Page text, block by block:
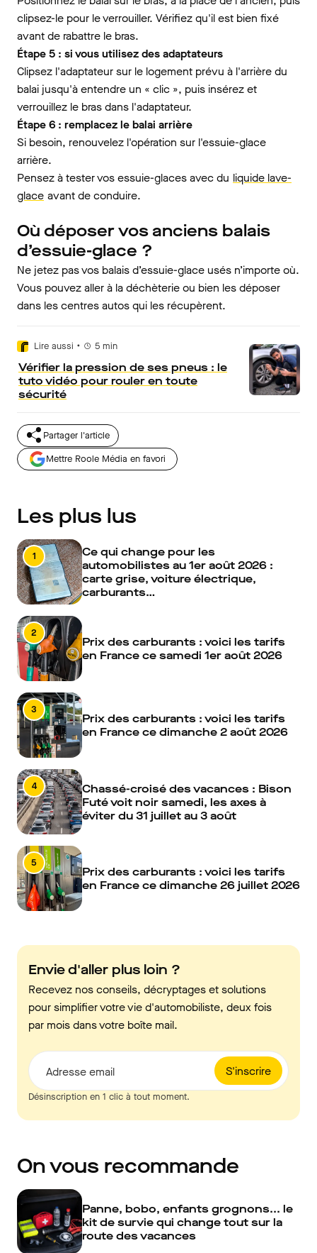
clipsez-le pour le verrouiller. Vérifiez qu'il est bien fixé
avant de rabattre le bras.
Étape 5 : si vous utilisez des adaptateurs
Clipsez l'adaptateur sur le logement prévu à l'arrière du
balai jusqu'à entendre un « clic », puis insérez et
verrouillez le bras dans l'adaptateur.
Étape 6 : remplacez le balai arrière
Si besoin, renouvelez l'opération sur l'essuie-glace
arrière.
Pensez à tester vos essuie-glaces avec du liquide lave-
glace avant de conduire.
Où déposer vos anciens balais
d’essuie-glace ?
Ne jetez pas vos balais d’essuie-glace usés n’importe où.
Vous pouvez aller à la déchèterie ou bien les déposer
dans les centres autos qui les récupèrent.
Lire aussi • 5 min
Vérifier la pression de ses pneus : le
tuto vidéo pour rouler en toute
sécurité
Partager l'article
Mettre Roole Média en favori
Les plus lus
1
Ce qui change pour les
automobilistes au 1er août 2026 :
carte grise, voiture électrique,
carburants…
2
Prix des carburants : voici les tarifs
en France ce samedi 1er août 2026
3
Prix des carburants : voici les tarifs
en France ce dimanche 2 août 2026
4
Chassé-croisé des vacances : Bison
Futé voit noir samedi, les axes à
éviter du 31 juillet au 3 août
5
Prix des carburants : voici les tarifs
en France ce dimanche 26 juillet 2026
Envie d'aller plus loin ?
Recevez nos conseils, décryptages et solutions
pour simplifier votre vie d'automobiliste, deux fois
par mois dans votre boîte mail.
S'inscrire
Adresse email
Désinscription en 1 clic à tout moment.
On vous recommande
Panne, bobo, enfants grognons... le
kit de survie qui change tout sur la
route des vacances